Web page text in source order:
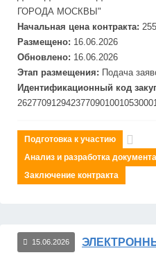
ГОРОДА МОСКВЫ"
Начальная цена контракта:
Размещено: 16.06.2026
Обновлено: 16.06.2026
Этап размещения: Подача
Идентификационный код
Подготовка к участию
Анализ и разработка
Заключение контракта
15.06.2026